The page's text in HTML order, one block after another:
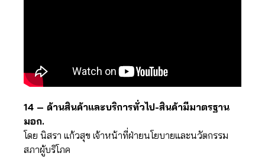
14 – ด้านสินค้าและบริการทั่วไป-สินค้ามีมาตรฐาน
มอก.
โดย นิสรา แก้วสุข เจ้าหน้าที่ฝ่ายนโยบายและนวัตกรรม
สภาผู้บริโภค